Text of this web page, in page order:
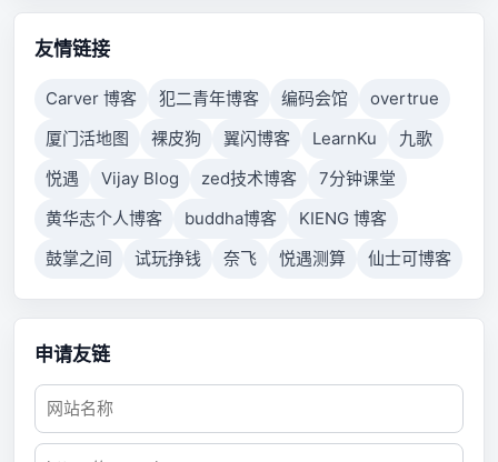
connection failed because connected host has failed
to respond.
友情链接
Carver 博客 犯二青年博客 编码会馆
overtrue
厦门活地图
裸皮狗 翼闪博客 LearnKu
九歌
悦遇
Vijay Blog zed技术博客
7分钟课堂
黄华志个人博客
buddha博客
KIENG 博客
鼓掌之间
试玩挣钱 奈飞 悦遇测算 仙士可博客
申请友链